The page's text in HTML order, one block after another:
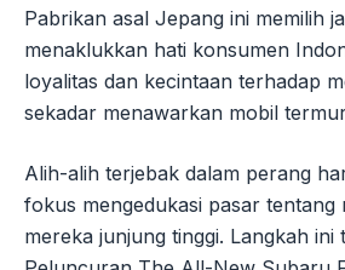
Pabrikan asal Jepang ini memilih
menaklukkan hati konsumen
loyalitas dan kecintaan terhadap
sekadar menawarkan mobil
Alih-alih terjebak dalam perang
fokus mengedukasi pasar tentang
mereka junjung tinggi. Langkah ini